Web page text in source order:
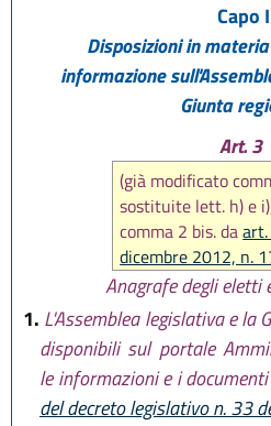
Capo
Disposizioni in
informazione
Giunta
Art. 3
(già modificato
sostituite lett. h) e
comma 2 bis. daart.
dicembre 2012, n.
sostituito intero
12 L.R. 18 luglio
Anagrafe degli eletti
1. L'Assemblea legislativa e la
disponibili sul portale
le informazioni e i
del decreto legislativo n. 33